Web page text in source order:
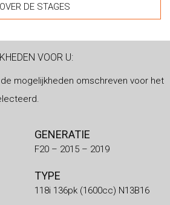
OVER DE STAGES
VOOR U:
mogelijkheden omschreven voor het
GENERATIE
F20 – 2015 – 2019
TYPE
118i 136pk (1600cc) N13B16